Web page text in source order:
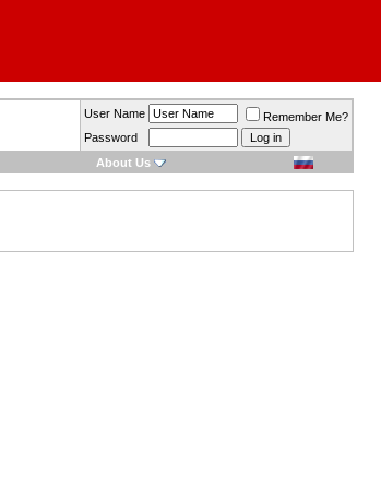
User Name
Remember Me?
Password
About Us